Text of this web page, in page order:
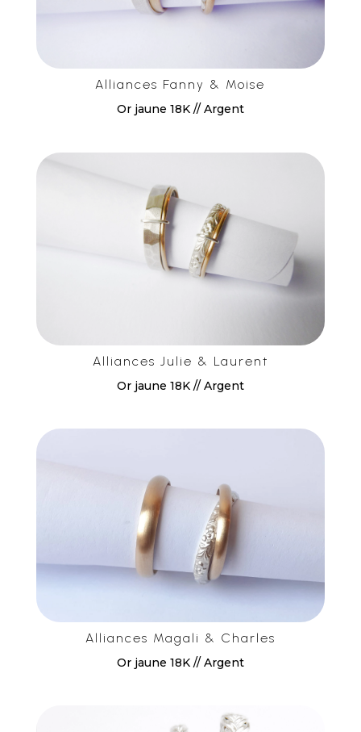
Alliances Fanny & Moise
Or jaune 18K // Argent
Alliances Julie & Laurent
Or jaune 18K // Argent
Alliances Magali & Charles
Or jaune 18K // Argent